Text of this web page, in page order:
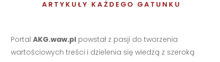
PortalAKG.waw.pl powstał z pasji do tworzenia
wartościowych treści i dzielenia się wiedzą z szeroką